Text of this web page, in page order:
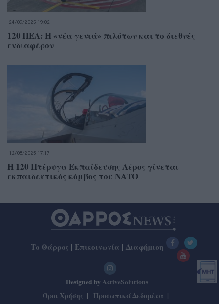
24/09/2025 19:02
120 ΠΕΑ: Η «νέα γενιά» πιλότων και το διεθνές
ενδιαφέρον
12/08/2025 17:17
Η 120 Πτέρυγα Εκπαίδευσης Αέρος γίνεται
εκπαιδευτικός κόμβος του ΝΑΤΟ
Το Θάρρος | Επικοινωνία | Διαφήμιση
Designed by ActiveSolutions
Όροι Χρήσης
Προσωπικά Δεδομένα